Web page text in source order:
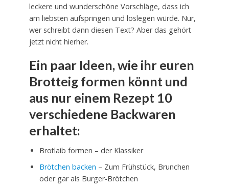
leckere und wunderschöne Vorschläge, dass ich
am liebsten aufspringen und loslegen würde. Nur,
wer schreibt dann diesen Text? Aber das gehört
jetzt nicht hierher.
Ein paar Ideen, wie ihr euren
Brotteig formen könnt und
aus nur einem Rezept 10
verschiedene Backwaren
erhaltet:
Brotlaib formen – der Klassiker
Brötchen backen – Zum Frühstück, Brunchen
oder gar als Burger-Brötchen